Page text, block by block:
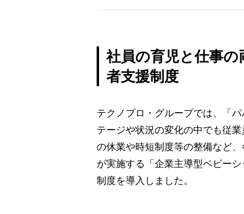
社員の育児と仕事
者支援制度
テクノプロ・グループでは、「
テージや状況の変化の中でも従
の休業や時短制度等の整備など
が実施する「企業主導型ベビー
制度を導入しました。